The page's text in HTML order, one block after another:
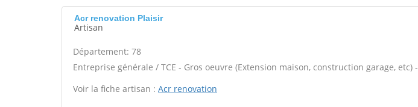
Acr renovation Plaisir
Artisan
Département: 78
Entreprise générale / TCE - Gros oeuvre (Extension maison, construction garage, etc) -
Voir la fiche artisan : Acr renovation